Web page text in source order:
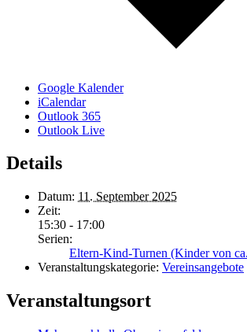
Google Kalender
iCalendar
Outlook 365
Outlook Live
Details
Datum: 11. September 2025
Zeit:
15:30 - 17:00
Serien:
Eltern-Kind-Turnen (Kinder von
Veranstaltungskategorie: Vereinsangebote
Veranstaltungsort